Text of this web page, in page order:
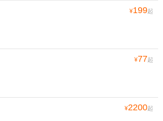
¥199起
¥77起
¥2200起